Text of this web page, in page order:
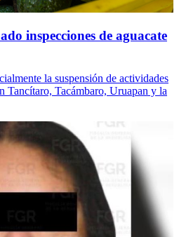
inspecciones de aguacate
la suspensión de actividades
Tancítaro, Tacámbaro, Uruapan y la